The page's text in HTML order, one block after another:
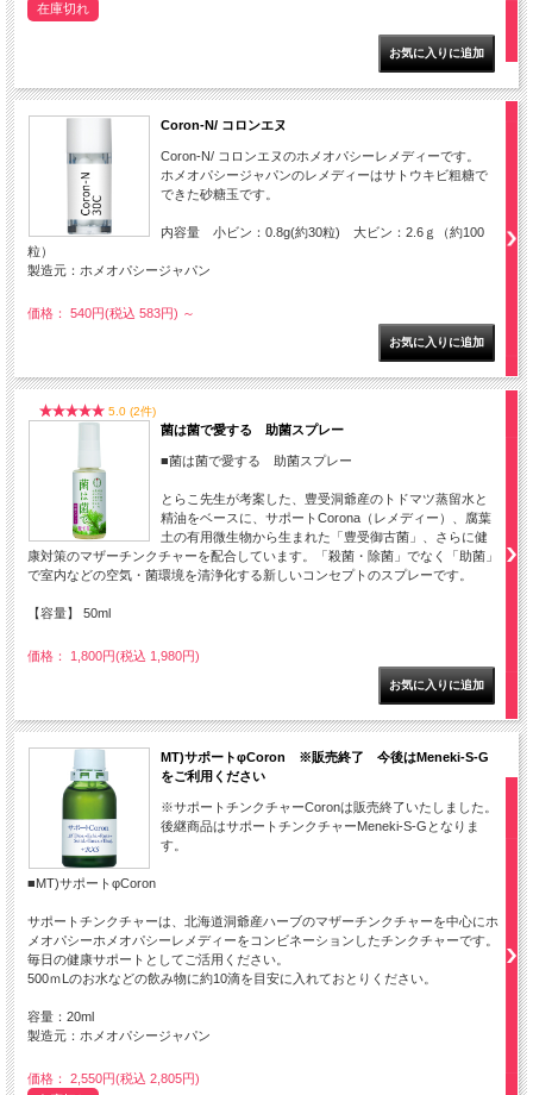
在庫切れ
Coron-N/ コロンエヌ
Coron-N/ コロンエヌのホメオパシーレメディーです。
ホメオパシージャパンのレメディーはサトウキビ粗糖で
できた砂糖玉です。
内容量 小ビン：0.8g(約30粒) 大ビン：2.6ｇ（約100
粒）
製造元：ホメオパシージャパン
価格： 540円(税込 583円) ～
5.0 (2件)
菌は菌で愛する 助菌スプレー
■菌は菌で愛する 助菌スプレー
とらこ先生が考案した、豊受洞爺産のトドマツ蒸留水と
精油をベースに、サポートCorona（レメディー）、腐葉
土の有用微生物から生まれた「豊受御古菌」、さらに健
康対策のマザーチンクチャーを配合しています。「殺菌・除菌」でなく「助菌」
で室内などの空気・菌環境を清浄化する新しいコンセプトのスプレーです。
【容量】 50ml
価格： 1,800円(税込 1,980円)
MT)サポートφCoron ※販売終了 今後はMeneki-S-G
をご利用ください
※サポートチンクチャーCoronは販売終了いたしました。
後継商品はサポートチンクチャーMeneki-S-Gとなりま
す。
■MT)サポートφCoron
サポートチンクチャーは、北海道洞爺産ハーブのマザーチンクチャーを中心にホ
メオパシーホメオパシーレメディーをコンビネーションしたチンクチャーです。
毎日の健康サポートとしてご活用ください。
500ｍLのお水などの飲み物に約10滴を目安に入れておとりください。
容量：20ml
製造元：ホメオパシージャパン
価格： 2,550円(税込 2,805円)